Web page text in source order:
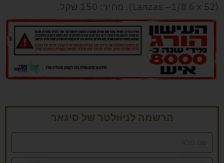
(Lanzas –1/8 6 x 52). מחיר: 150 שקל.
הרשמה לניוזלטר של סיגאר